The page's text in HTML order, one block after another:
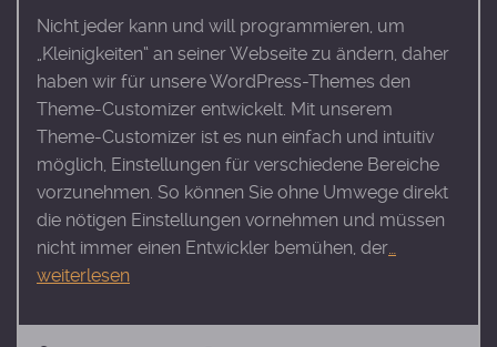
Nicht jeder kann und will programmieren, um
„Kleinigkeiten“ an seiner Webseite zu ändern, daher
haben wir für unsere WordPress-Themes den
Theme-Customizer entwickelt. Mit unserem
Theme-Customizer ist es nun einfach und intuitiv
möglich, Einstellungen für verschiedene Bereiche
vorzunehmen. So können Sie ohne Umwege direkt
die nötigen Einstellungen vornehmen und müssen
nicht immer einen Entwickler bemühen, der
weiterlesen